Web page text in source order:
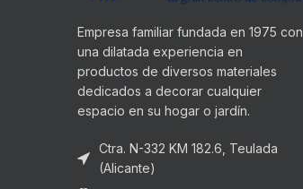
Empresa familiar fundada en 1975 con
una dilatada experiencia en
productos de diversos materiales
dedicados a decorar cualquier
espacio en su hogar o jardín.
Ctra. N-332 KM 182.6, Teulada
(Alicante)